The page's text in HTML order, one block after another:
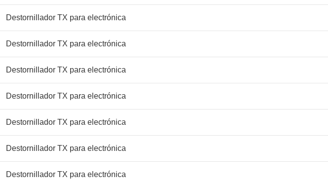
Destornillador TX para electrónica
Destornillador TX para electrónica
Destornillador TX para electrónica
Destornillador TX para electrónica
Destornillador TX para electrónica
Destornillador TX para electrónica
Destornillador TX para electrónica